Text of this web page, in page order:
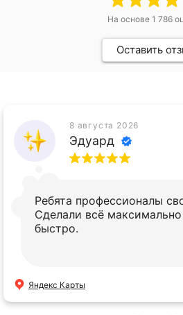
На основе 1 786
Оставить
8 августа 2026
Эдуард
Ребята профессионалы
Сделали всё
быстро.
Яндекс Карты